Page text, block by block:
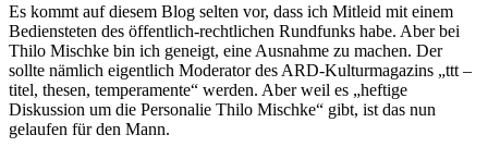
Es kommt auf diesem Blog selten vor, dass ich Mitleid mit einem
Bediensteten des öffentlich-rechtlichen Rundfunks habe. Aber bei
Thilo Mischke bin ich geneigt, eine Ausnahme zu machen. Der
sollte nämlich eigentlich Moderator des ARD-Kulturmagazins „ttt –
titel, thesen, temperamente“ werden. Aber weil es „heftige
Diskussion um die Personalie Thilo Mischke“ gibt, ist das nun
gelaufen für den Mann.